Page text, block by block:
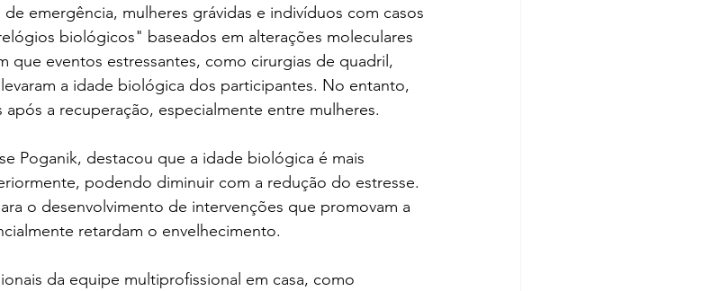
emergência, mulheres grávidas e indivíduos com casos
biológicos" baseados em alterações moleculares
que eventos estressantes, como cirurgias de quadril,
a idade biológica dos participantes. No entanto,
a recuperação, especialmente entre mulheres.
Poganik, destacou que a idade biológica é mais
podendo diminuir com a redução do estresse.
o desenvolvimento de intervenções que promovam a
retardam o envelhecimento.
da equipe multiprofissional em casa, como